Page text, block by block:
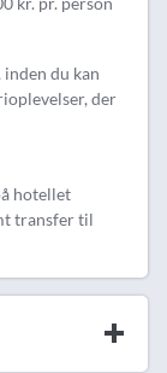
du kan
der
hotellet
transfer til